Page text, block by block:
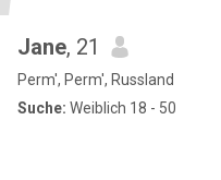
Jane, 21
Perm', Perm', Russland
Suche: Weiblich 18 - 50